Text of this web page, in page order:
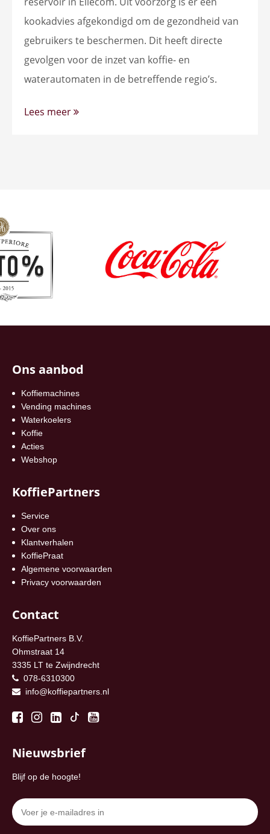
kookadvies afgekondigd om de gezondheid van
gebruikers te beschermen. Dit heeft directe
gevolgen voor de inzet van koffie- en
waterautomaten in de betreffende regio’s.
Lees meer
Ons aanbod
Koffiemachines
Vending machines
Waterkoelers
Koffie
Acties
Webshop
KoffiePartners
Service
Over ons
Klantverhalen
KoffiePraat
Algemene voorwaarden
Privacy voorwaarden
Contact
KoffiePartners B.V.
Ohmstraat 14
3335 LT te Zwijndrecht
078-6310300
info@koffiepartners.nl
Nieuwsbrief
Blijf op de hoogte!